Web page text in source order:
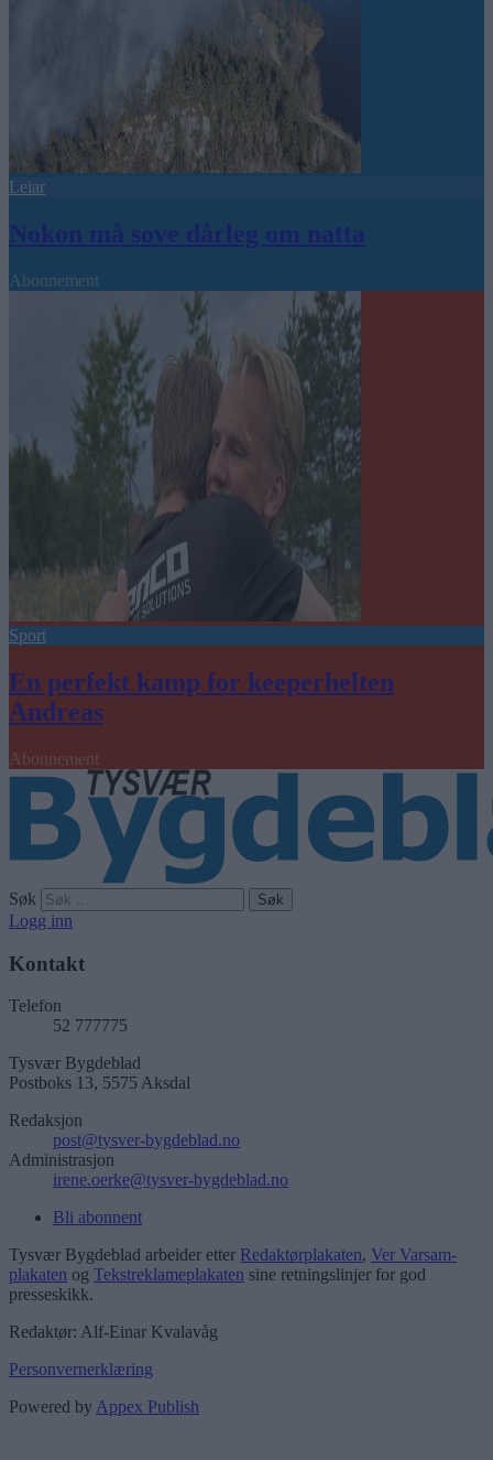
Leiar
Nokon må sove dårleg om natta
Abonnement
Sport
En perfekt kamp for keeperhelten
Andreas
Abonnement
Søk
Logg inn
Kontakt
Telefon
52 777775
Tysvær Bygdeblad
Postboks 13, 5575 Aksdal
Redaksjon
post@tysver-bygdeblad.no
Administrasjon
irene.oerke@tysver-bygdeblad.no
Bli abonnent
Tysvær Bygdeblad arbeider etter Redaktørplakaten, Ver Varsam-
plakaten og Tekstreklameplakaten sine retningslinjer for god
presseskikk.
Redaktør: Alf-Einar Kvalavåg
Personvernerklæring
Powered byAppex Publish